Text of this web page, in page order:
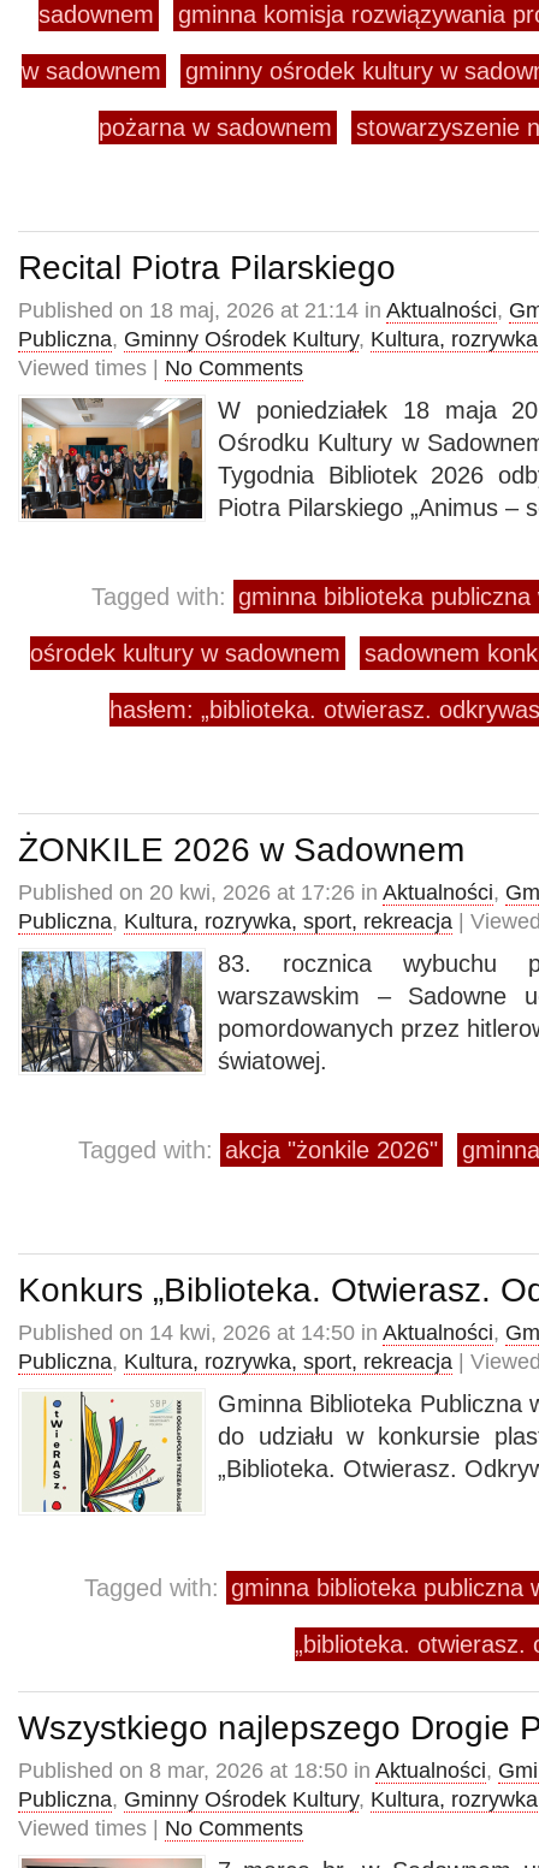
sadownem gminna komisja rozwiązywania
w sadownem gminny ośrodek kultury w
pożarna w sadownem stowarzyszenie
Recital Piotra Pilarskiego
Published on 18 maj, 2026 at 21:14 in Aktualności,
Publiczna, Gminny Ośrodek Kultury, Kultura,
Viewed times | No Comments
W poniedziałek 18 maja
Ośrodku Kultury w
Tygodnia Bibliotek 2026
Piotra Pilarskiego „Animus –
Tagged with: gminna biblioteka
ośrodek kultury w sadownem sadownem
hasłem: „biblioteka. otwierasz.
ŻONKILE 2026 w Sadownem
Published on 20 kwi, 2026 at 17:26 in Aktualności,
Publiczna, Kultura, rozrywka, sport, rekreacja |
83. rocznica wybuchu
warszawskim – Sadowne
pomordowanych przez
światowej.
Tagged with: akcja "żonkile 2026"
Konkurs „Biblioteka. Otwierasz.
Published on 14 kwi, 2026 at 14:50 in Aktualności,
Publiczna, Kultura, rozrywka, sport, rekreacja |
Gminna Biblioteka Publiczna
do udziału w konkursie
„Biblioteka. Otwierasz.
Tagged with: gminna biblioteka publiczna
„biblioteka. otwierasz.
Wszystkiego najlepszego Drogie
Published on 8 mar, 2026 at 18:50 in Aktualności,
Publiczna, Gminny Ośrodek Kultury, Kultura,
Viewed times | No Comments